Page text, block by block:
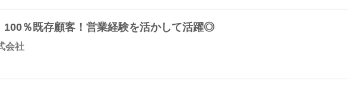
100％既存顧客！営業経験を活かして活躍◎
会社